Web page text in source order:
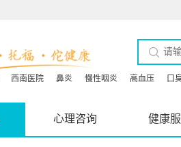
西南医院 鼻炎 慢性咽炎 高血压 口
心理咨询 健康